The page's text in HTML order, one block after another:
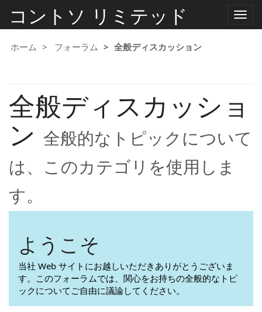
コントソ リミテッド
ナ
り
替
ホーム フォーラム 全般ディスカッション
全般ディスカッショ
ン 全般的なトピックについて
は、このカテゴリを使用しま
す。
ようこそ
当社 Web サイトにお越しいただきありがとうございま
す。このフォーラムでは、関心をお持ちの全般的なトピ
ックについてご自由に議論してください。